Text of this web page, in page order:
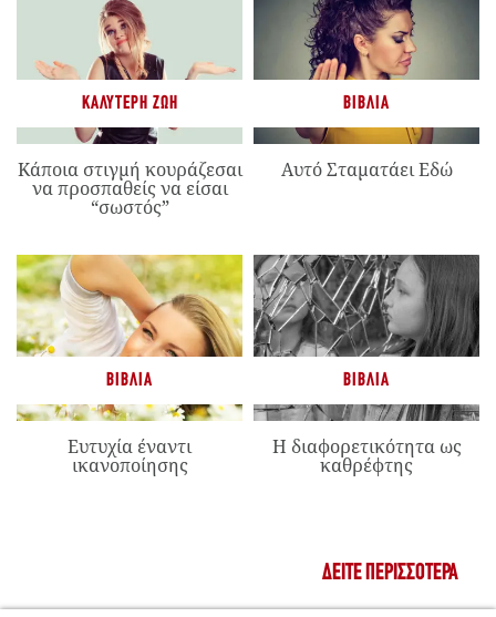
ΚΑΛΎΤΕΡΗ ΖΩΉ
Κάποια στιγμή κουράζεσαι
να προσπαθείς να είσαι
“σωστός”
ΒΙΒΛΊΑ
Αυτό Σταματάει Εδώ
ΒΙΒΛΊΑ
Ευτυχία έναντι
ικανοποίησης
ΒΙΒΛΊΑ
Η διαφορετικότητα ως
καθρέφτης
ΔΕΊΤΕ ΠΕΡΙΣΣΌΤΕΡΑ